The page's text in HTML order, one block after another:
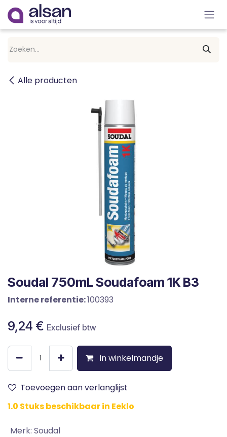
Overslaan naar inhoud
Alle producten
Soudal 750mL Soudafoam 1K B3
Interne referentie:100393
9,24 € Exclusief btw
In winkelmandje
Toevoegen aan verlanglijst
1.0 Stuks beschikbaar in Eeklo
Merk: Soudal